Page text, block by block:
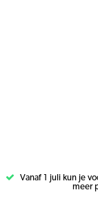
Vanaf 1 juli kun je
meer